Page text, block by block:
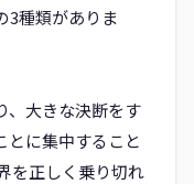
3種類がありま
、大きな決断をす
とに集中すること
を正しく乗り切れ